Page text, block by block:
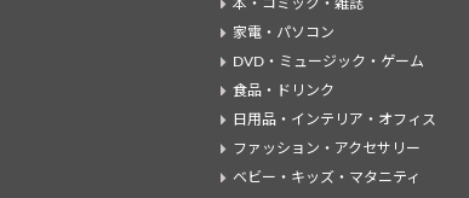
本・コミック・雑誌
家電・パソコン
DVD・ミュージック・ゲーム
食品・ドリンク
日用品・インテリア・オフィス
ファッション・アクセサリー
ベビー・キッズ・マタニティ